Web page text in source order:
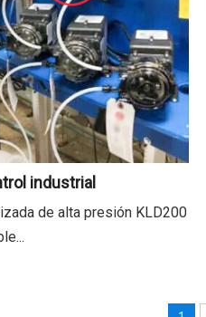
industrial
de alta presión KLD200